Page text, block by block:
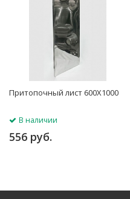
Притопочный лист 600Х1000
В наличии
556 руб.